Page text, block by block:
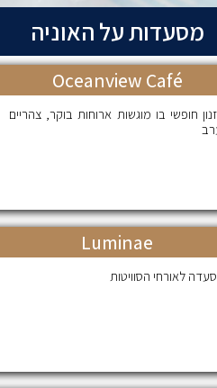
מסעדות על האוניה
Oceanview Café
חופשי בו מוגשות ארוחות בוקר, צהריים
Luminae
לאורחי הסוויטות